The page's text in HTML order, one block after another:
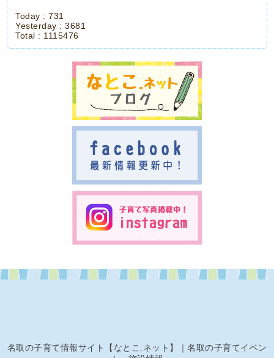
Today :731
Yesterday :3681
Total : 1115476
名取の子育て情報サイト【なとこ.ネット】｜名取の子育てイベン